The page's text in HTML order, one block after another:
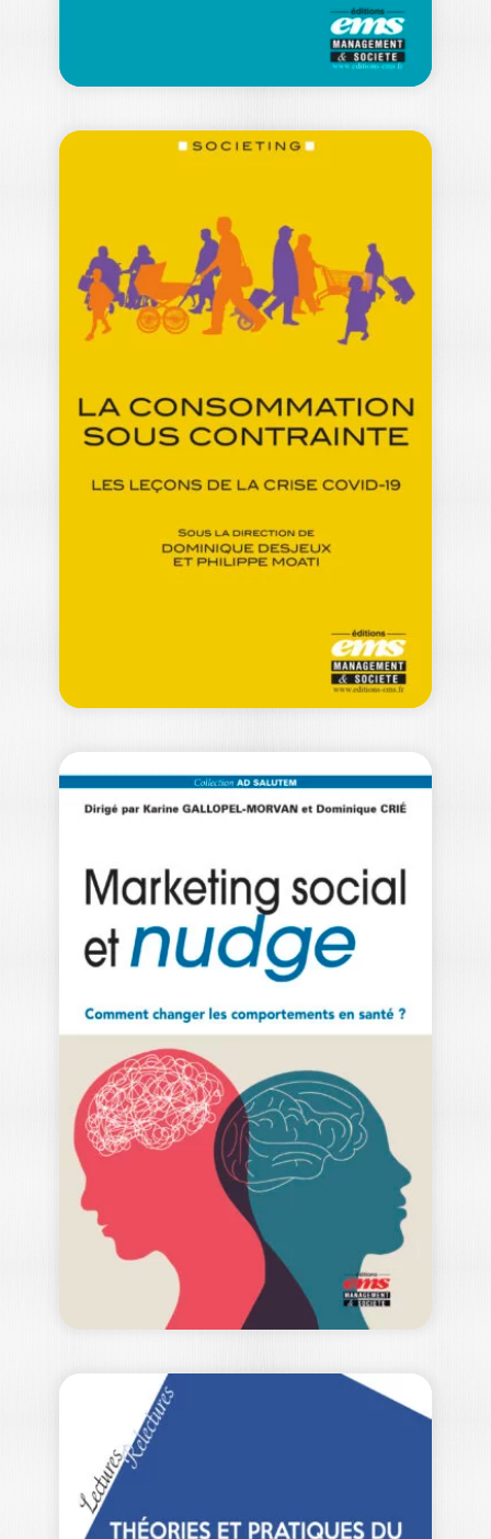
CONSOMMATION
ET MARCHÉS
HÉLÈNE GORGE
Ouvrage labellisé FNEGE (2023),
catégorie "Ouvrage de Recherche
Collectif" La marchandisation et…
LA
CONSOMMATION
SOUS CONTRAINTE
DOMINIQUE DESJEUX|
PHILIPPE MOATI
Autour des années 2000, avec
l’émergence de la Chine, le futur est
devenu…
€